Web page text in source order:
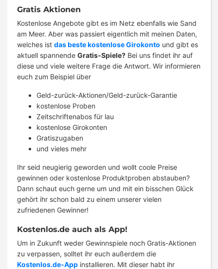
Gratis Aktionen
Kostenlose Angebote gibt es im Netz ebenfalls wie Sand
am Meer. Aber was passiert eigentlich mit meinen Daten,
welches ist das beste kostenlose Girokonto und gibt es
aktuell spannende Gratis-Spiele? Bei uns findet ihr auf
diese und viele weitere Frage die Antwort. Wir informieren
euch zum Beispiel über
Geld-zurück-Aktionen/Geld-zurück-Garantie
kostenlose Proben
Zeitschriftenabos für lau
kostenlose Girokonten
Gratiszugaben
und vieles mehr
Ihr seid neugierig geworden und wollt coole Preise
gewinnen oder kostenlose Produktproben abstauben?
Dann schaut euch gerne um und mit ein bisschen Glück
gehört ihr schon bald zu einem unserer vielen
zufriedenen Gewinner!
Kostenlos.de auch als App!
Um in Zukunft weder Gewinnspiele noch Gratis-Aktionen
zu verpassen, solltet ihr euch außerdem die
Kostenlos.de-App installieren. Mit dieser habt ihr